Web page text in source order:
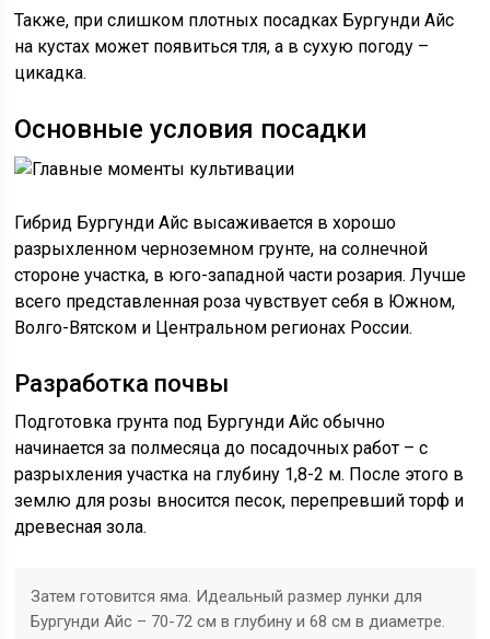
Также, при слишком плотных посадках Бургунди Айс
на кустах может появиться тля, а в сухую погоду –
цикадка.
Основные условия посадки
Гибрид Бургунди Айс высаживается в хорошо
разрыхленном черноземном грунте, на солнечной
стороне участка, в юго-западной части розария. Лучше
всего представленная роза чувствует себя в Южном,
Волго-Вятском и Центральном регионах России.
Разработка почвы
Подготовка грунта под Бургунди Айс обычно
начинается за полмесяца до посадочных работ – с
разрыхления участка на глубину 1,8-2 м. После этого в
землю для розы вносится песок, перепревший торф и
древесная зола.
Затем готовится яма. Идеальный размер лунки для
Бургунди Айс – 70-72 см в глубину и 68 см в диаметре.